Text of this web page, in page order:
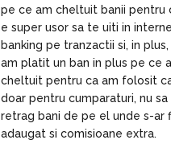
pe ce am cheltuit banii pentru
e super usor sa te uiti in
banking pe tranzactii si, in plus,
am platit un ban in plus pe ce
cheltuit pentru ca am folosit
doar pentru cumparaturi, nu sa
retrag bani de pe el unde s-ar
adaugat si comisioane extra.